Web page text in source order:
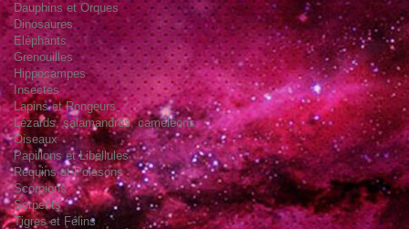
Dauphins et Orques
Dinosaures
Eléphants
Grenouilles
Hippocampes
Insectes
Lapins et Rongeurs
Lézards, salamandres, caméléons
Oiseaux
Papillons et Libellules
Requins et Poissons
Scorpions
Serpents
Tigres et Félins